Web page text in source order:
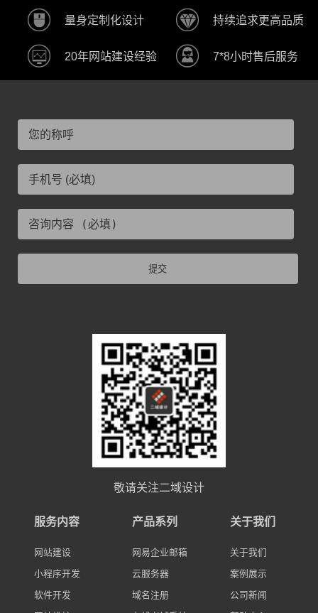
量身定制化设计 持续追求更高品质
20年网站建设经验 7*8小时售后服务
提交
敬请关注二域设计
服务内容
网站建设
小程序开发
软件开发
产品系列
网易企业邮箱
云服务器
域名注册
关于我们
关于我们
案例展示
公司新闻